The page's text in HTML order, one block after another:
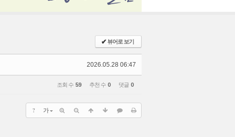
✔뷰어로 보기
2026.05.28 06:47
조회 수 59 추천 수 0 댓글 0
? 가